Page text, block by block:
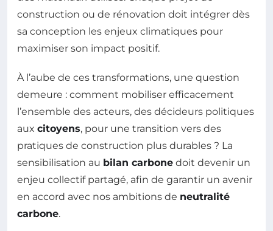
construction ou de rénovation doit intégrer dès
sa conception les enjeux climatiques pour
maximiser son impact positif.
À l’aube de ces transformations, une question
demeure : comment mobiliser efficacement
l’ensemble des acteurs, des décideurs politiques
aux citoyens, pour une transition vers des
pratiques de construction plus durables ? La
sensibilisation au bilan carbone doit devenir un
enjeu collectif partagé, afin de garantir un avenir
en accord avec nos ambitions de neutralité
carbone.